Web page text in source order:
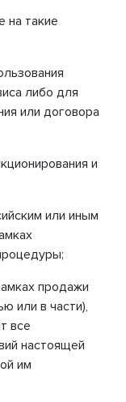
на такие
либо для
или договора
и
или иным
продажи
или в части),
все
настоящей
им